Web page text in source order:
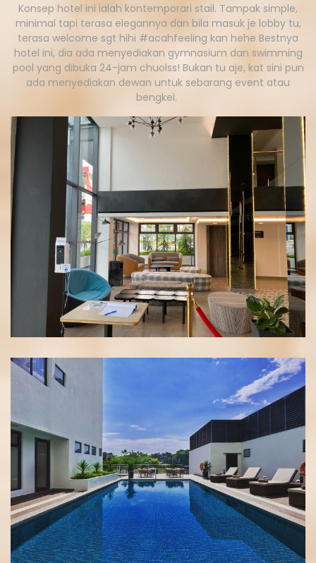
Konsep hotel ini ialah kontemporari stail. Tampak simple,
minimal tapi terasa elegannya dan bila masuk je lobby tu,
terasa welcome sgt hihi #acahfeeling kan hehe Bestnya
hotel ini, dia ada menyediakan gymnasium dan swimming
pool yang dibuka 24-jam chuolss! Bukan tu aje, kat sini pun
ada menyediakan dewan untuk sebarang event atau
bengkel.